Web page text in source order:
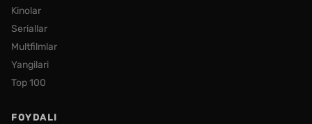
Kinolar
Seriallar
Multfilmlar
Yangilari
Top 100
FOYDALI